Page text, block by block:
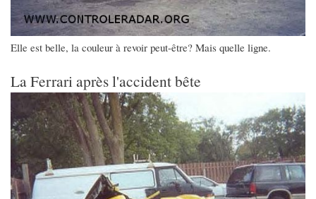
Elle est belle, la couleur à revoir peut-être? Mais quelle ligne.
La Ferrari après l'accident bête